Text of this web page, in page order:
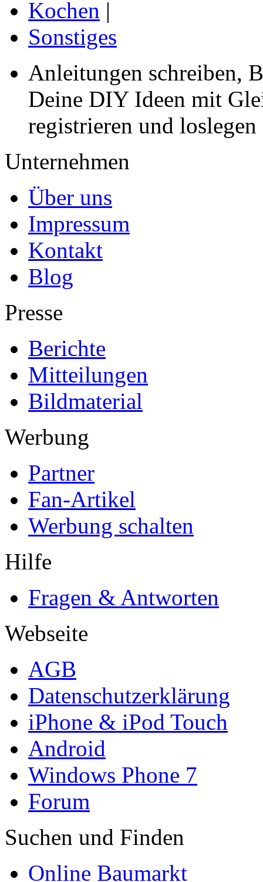
Kochen |
Sonstiges
Anleitungen schreiben,
Deine DIY Ideen mit
registrieren und loslegen
Unternehmen
Über uns
Impressum
Kontakt
Blog
Presse
Berichte
Mitteilungen
Bildmaterial
Werbung
Partner
Fan-Artikel
Werbung schalten
Hilfe
Fragen & Antworten
Webseite
AGB
Datenschutzerklärung
iPhone & iPod Touch
Android
Windows Phone 7
Forum
Suchen und Finden
Online Baumarkt